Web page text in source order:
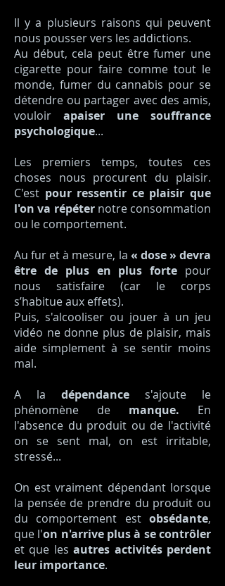
Il y a plusieurs raisons qui peuvent
nous pousser vers les addictions.
Au début, cela peut être fumer une
cigarette pour faire comme tout le
monde, fumer du cannabis pour se
détendre ou partager avec des amis,
vouloir apaiser une
souffrance
psychologique...
Les premiers temps, toutes ces
choses nous procurent du plaisir.
C'est pour ressentir ce plaisir que
l'on va répéter notre consommation
ou le comportement.
Au fur et à mesure, la « dose » devra
être de plus en plus forte pour
nous satisfaire (car le corps
s’habitue aux effets).
Puis, s'alcooliser ou jouer à un jeu
vidéo ne donne plus de plaisir, mais
aide simplement à se sentir moins
mal.
A la dépendance s'ajoute le
phénomène de manque. En
l'absence du produit ou de l'activité
on se sent mal, on est irritable,
stressé...
On est vraiment dépendant lorsque
la pensée de prendre du produit ou
du comportement est obsédante,
que l'on n'arrive plus à se contrôler
et que les autres activités perdent
leur importance.